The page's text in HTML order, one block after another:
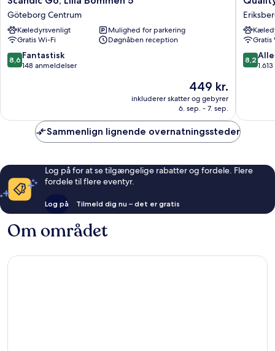
Go,
Lilla
Bommen
5
Göteborg
Centrum
Göteborg Centrum
Kæledyrsvenligt
Mulighed for parkering
Gratis Wi-Fi
Døgnåben reception
8.6
ud
anmeldelser
8,6 Fantastisk
148 anmeldelser
Prisen
449 kr.
449 kr.
inkluderer skatter og gebyrer
6. sep. - 7. sep.
Hotel
11
Gratis
8.2
ud
8,2
Sammenlign lignende overnatningssteder
Log på for at se tilgængelige rabatter og fordele. Flere
fordele til flere eventyr.
Log på Tilmeld dig nu – det er gratis
Om området